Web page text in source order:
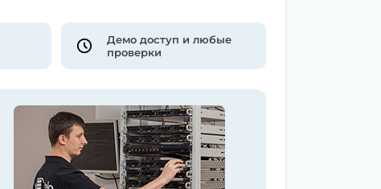
Демо доступ и любые
проверки